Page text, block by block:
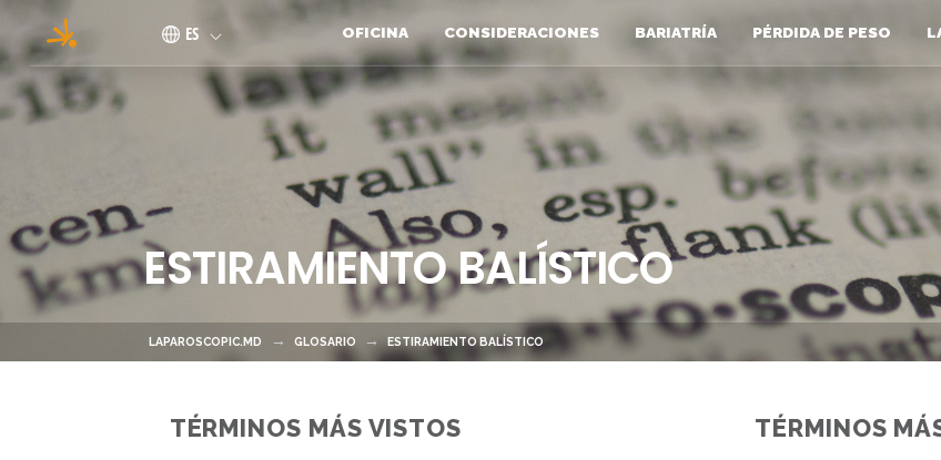
Pasar al contenido principal
ES OFICINA CONSIDERACIONES BARIATRÍA PÉRDIDA DE PESO
ESTIRAMIENTO BALÍSTICO
LAPAROSCOPIC.MD GLOSARIO ESTIRAMIENTO BALÍSTICO
TÉRMINOS MÁS VISTOS TÉRMINOS